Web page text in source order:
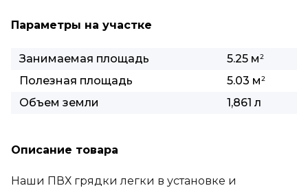
Параметры на участке
Занимаемая площадь 5.25 м2
Полезная площадь 5.03 м2
Объем земли 1,861 л
Описание товара
Наши ПВХ грядки легки в установке и